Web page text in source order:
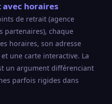
horaires
de retrait (agence
partenaires), chaque
horaires, son adresse
une carte interactive. La
un argument différenciant
parfois rigides dans